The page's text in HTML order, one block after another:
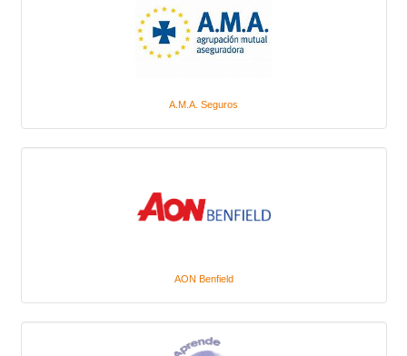
A.M.A. Seguros
AON Benfield